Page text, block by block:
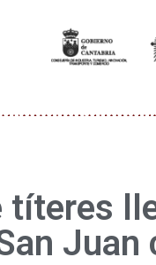
títeres
Juan